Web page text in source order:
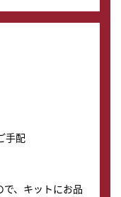
手配
、キットにお品